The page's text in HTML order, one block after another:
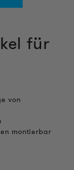
für
von
montierbar